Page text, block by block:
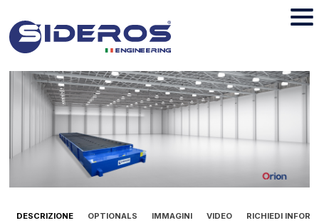
DESCRIZIONE OPTIONALS IMMAGINI VIDEO RICHIEDI